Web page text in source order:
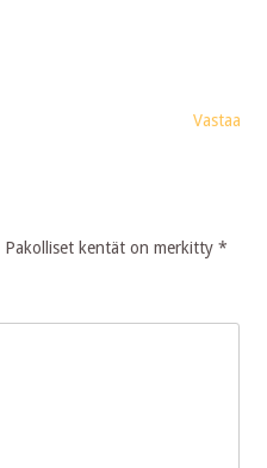
Vastaa
Pakolliset kentät on merkitty*